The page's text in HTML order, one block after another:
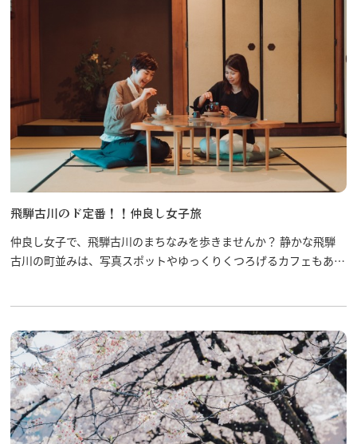
飛騨古川のド定番！！仲良し女子旅
仲良し女子で、飛騨古川のまちなみを歩きませんか？ 静かな飛騨
古川の町並みは、写真スポットやゆっくりくつろげるカフェもあり